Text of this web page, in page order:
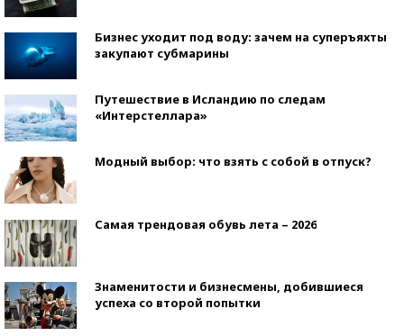
Бизнес уходит под воду: зачем на суперъяхты
закупают субмарины
Путешествие в Исландию по следам
«Интерстеллара»
Модный выбор: что взять с собой в отпуск?
Самая трендовая обувь лета – 2026
Знаменитости и бизнесмены, добившиеся
успеха со второй попытки